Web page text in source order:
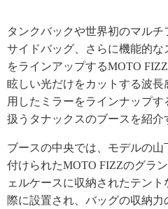
タンクバックや世界初のマル
サイドバッグ、さらに機能的
をラインアップするMOTO
眩しい光だけをカットする波長
用したミラーをラインナップす
扱うタナックスのブースを紹介
ブースの中央では、モデルの山
付けられたMOTO FIZZのグラ
ェルケースに収納されたテン
際に設置され、バッグの収納